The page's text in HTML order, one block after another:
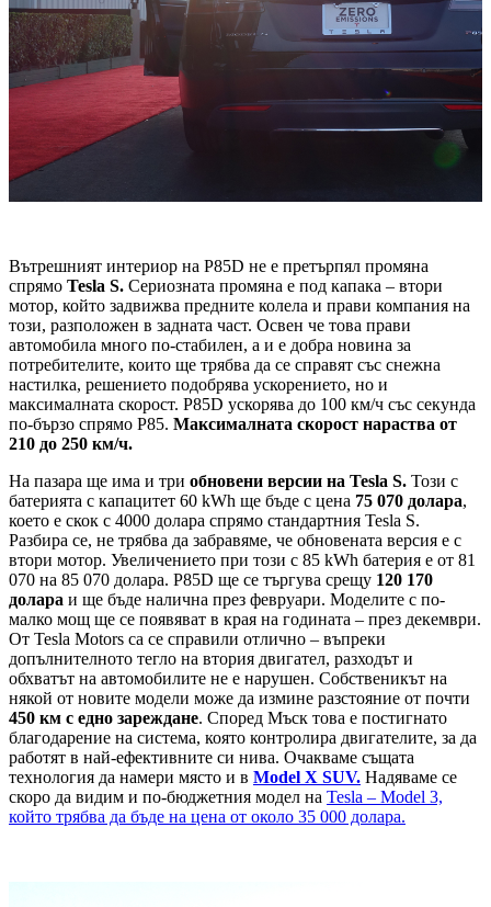
Вътрешният интериор на P85D не е претърпял промяна
спрямо Tesla S. Сериозната промяна е под капака – втори
мотор, който задвижва предните колела и прави компания на
този, разположен в задната част. Освен че това прави
автомобила много по-стабилен, а и е добра новина за
потребителите, които ще трябва да се справят със снежна
настилка, решението подобрява ускорението, но и
максималната скорост. P85D ускорява до 100 км/ч със секунда
по-бързо спрямо P85. Максималната скорост нараства от
210 до 250 км/ч.
На пазара ще има и три обновени версии на Tesla S. Този с
батерията с капацитет 60 kWh ще бъде с цена 75 070 долара,
което е скок с 4000 долара спрямо стандартния Tesla S.
Разбира се, не трябва да забравяме, че обновената версия е с
втори мотор. Увеличението при този с 85 kWh батерия е от 81
070 на 85 070 долара. P85D ще се търгува срещу 120 170
долара и ще бъде налична през февруари. Моделите с по-
малко мощ ще се появяват в края на годината – през декември.
От Tesla Motors са се справили отлично – въпреки
допълнителното тегло на втория двигател, разходът и
обхватът на автомобилите не е нарушен. Собственикът на
някой от новите модели може да измине разстояние от почти
450 км с едно зареждане. Според Мъск това е постигнато
благодарение на система, която контролира двигателите, за да
работят в най-ефективните си нива. Очакваме същата
технология да намери място и в Model X SUV. Надяваме се
скоро да видим и по-бюджетния модел на Tesla – Model 3,
който трябва да бъде на цена от около 35 000 долара.